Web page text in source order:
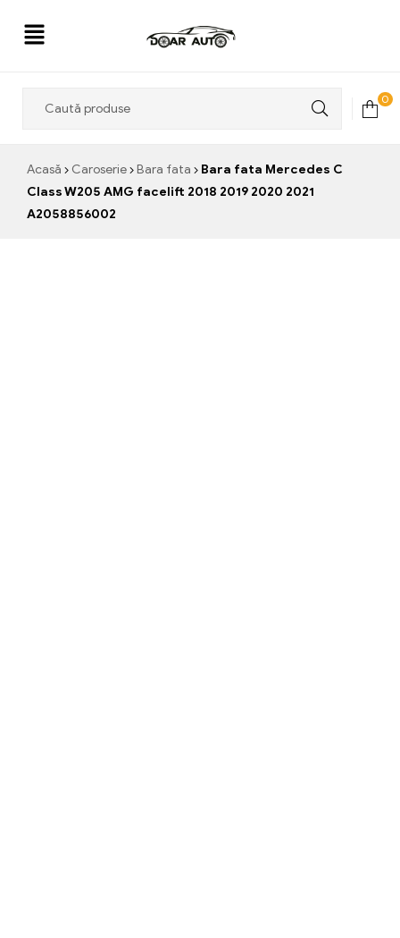
0
Acasă Caroserie Bara fata
Bara fata Mercedes C
Class W205 AMG facelift 2018 2019 2020 2021
A2058856002